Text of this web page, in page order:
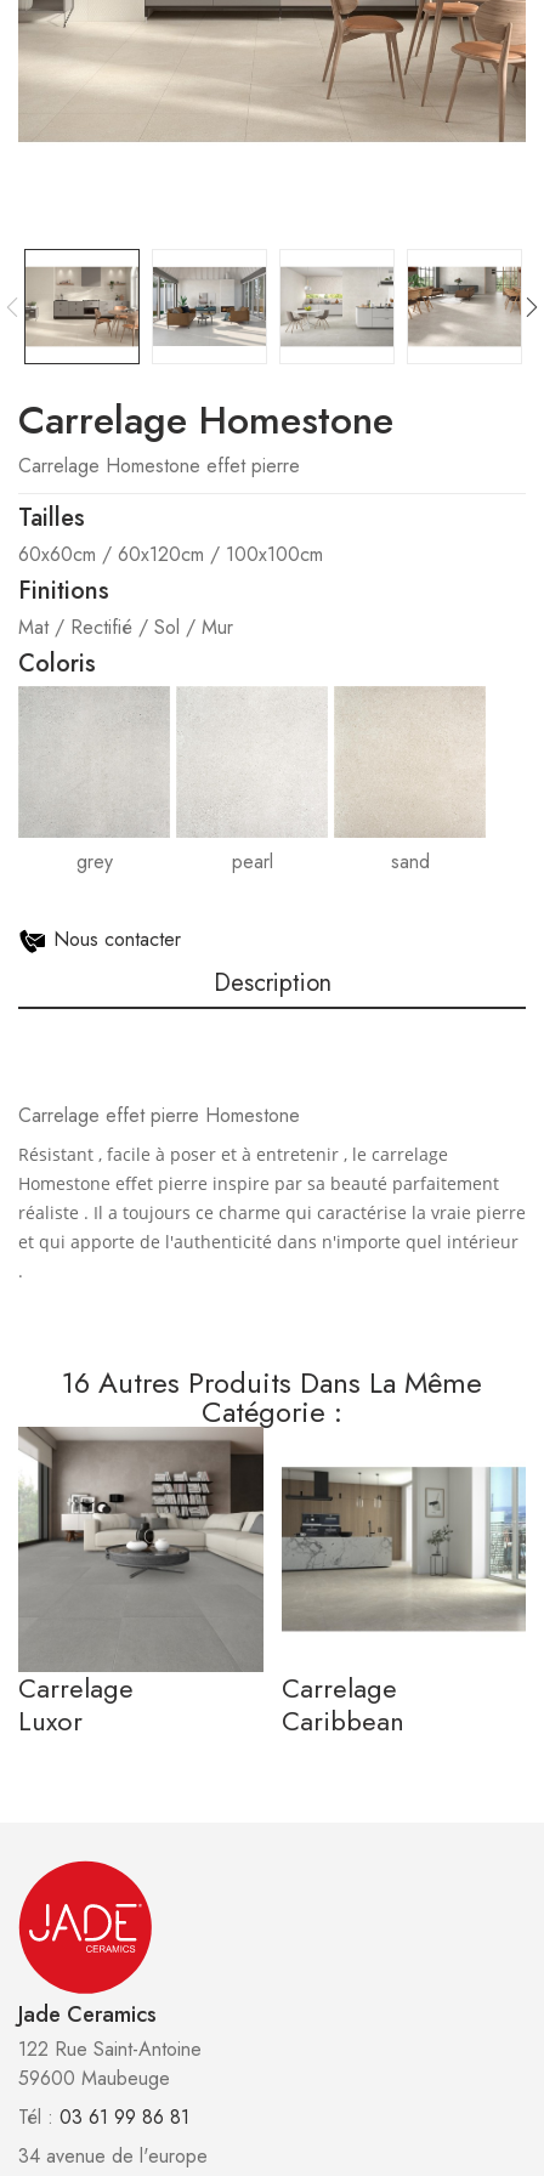
Carrelage Homestone
Carrelage Homestone effet pierre
Tailles
60x60cm / 60x120cm / 100x100cm
Finitions
Mat / Rectifié / Sol / Mur
Coloris
grey pearl sand
Nous contacter
Description
Carrelage effet pierre Homestone
Résistant , facile à poser et à entretenir , le carrelage
Homestone effet pierre inspire par sa beauté parfaitement
réaliste . Il a toujours ce charme qui caractérise la vraie pierre
et qui apporte de l'authenticité dans n'importe quel intérieur
.
16 Autres Produits Dans La Même
Catégorie :
Carrelage
Luxor
Carrelage
Caribbean
Jade Ceramics
122 Rue Saint-Antoine
59600 Maubeuge
Tél : 03 61 99 86 81
34 avenue de l'europe